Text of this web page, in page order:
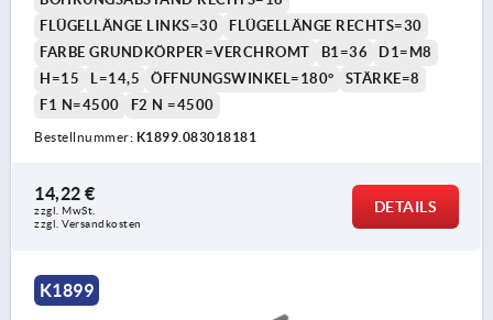
FLÜGELLÄNGE LINKS=30
FLÜGELLÄNGE RECHTS=30
FARBE GRUNDKÖRPER=VERCHROMT
B1=36
D1=M8
H=15
L=14,5 ÖFFNUNGSWINKEL=180°
STÄRKE=8
F1 N=4500
F2 N =4500
Bestellnummer: K1899.083018181
14,22 €
zzgl. MwSt.
zzgl. Versandkosten
DETAILS
K1899